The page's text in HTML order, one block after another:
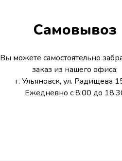
Самовывоз
Вы можете самостоятельно
заказ из нашего офиса:
г. Ульяновск, ул. Радищева
Ежедневно с 8:00 до